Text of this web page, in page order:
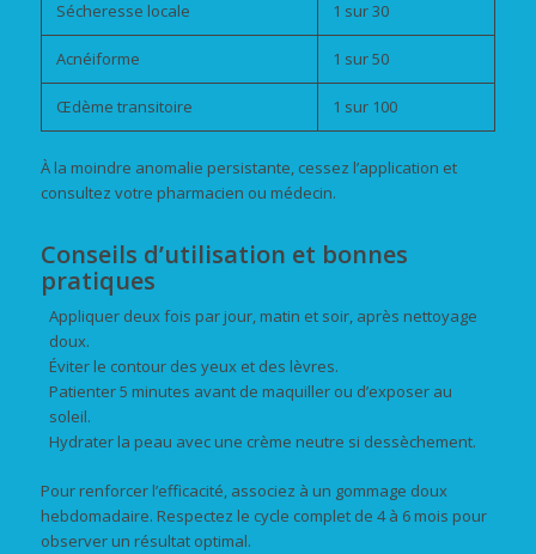
Sécheresse locale 1 sur 30
Acnéiforme 1 sur 50
Œdème transitoire 1 sur 100
À la moindre anomalie persistante, cessez l’application et
consultez votre pharmacien ou médecin.
Conseils d’utilisation et bonnes
pratiques
Appliquer deux fois par jour, matin et soir, après nettoyage
doux.
Éviter le contour des yeux et des lèvres.
Patienter 5 minutes avant de maquiller ou d’exposer au
soleil.
Hydrater la peau avec une crème neutre si dessèchement.
Pour renforcer l’efficacité, associez à un gommage doux
hebdomadaire. Respectez le cycle complet de 4 à 6 mois pour
observer un résultat optimal.